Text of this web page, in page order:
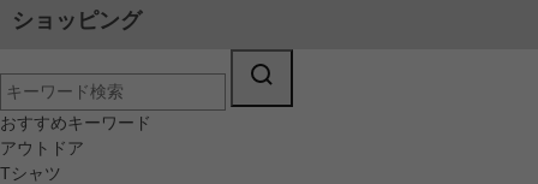
ショッピング
おすすめキーワード
アウトドア
Tシャツ